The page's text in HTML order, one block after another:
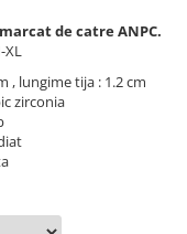
de catre ANPC.
XL
, lungime tija : 1.2 cm
zirconia